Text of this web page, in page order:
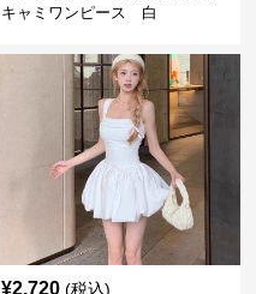
キャミワンピース 白
¥2,720 (税込)